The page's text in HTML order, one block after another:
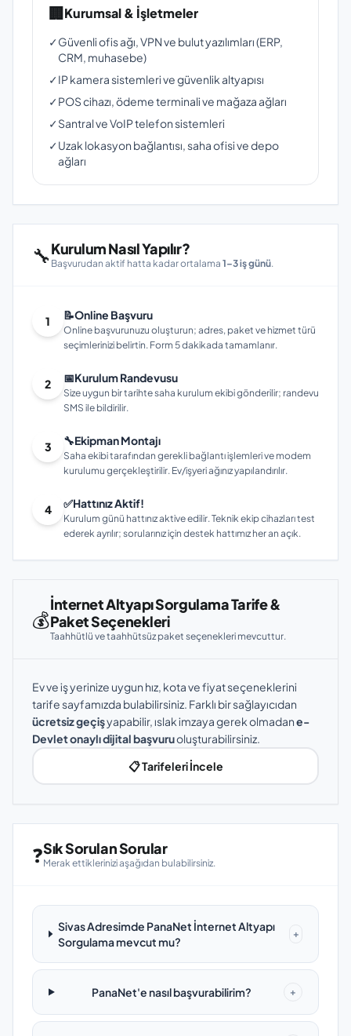
🏢Kurumsal & İşletmeler
✓Güvenli ofis ağı, VPN ve bulut yazılımları (ERP,
CRM, muhasebe)
✓IP kamera sistemleri ve güvenlik altyapısı
✓POS cihazı, ödeme terminali ve mağaza ağları
✓Santral ve VoIP telefon sistemleri
✓Uzak lokasyon bağlantısı, saha ofisi ve depo
ağları
🔧Kurulum Nasıl Yapılır?
Başvurudan aktif hatta kadar ortalama 1–3 iş günü.
1 📝Online Başvuru
Online başvurunuzu oluşturun; adres, paket ve hizmet türü
seçimlerinizi belirtin. Form 5 dakikada tamamlanır.
2 📅Kurulum Randevusu
Size uygun bir tarihte saha kurulum ekibi gönderilir; randevu
SMS ile bildirilir.
3 🔧Ekipman Montajı
Saha ekibi tarafından gerekli bağlantı işlemleri ve modem
kurulumu gerçekleştirilir. Ev/işyeri ağınız yapılandırılır.
4 ✅Hattınız Aktif!
Kurulum günü hattınız aktive edilir. Teknik ekip cihazları test
ederek ayrılır; sorularınız için destek hattımız her an açık.
💰
İnternet Altyapı Sorgulama Tarife &
Paket Seçenekleri
Taahhütlü ve taahhütsüz paket seçenekleri mevcuttur.
Ev ve iş yerinize uygun hız, kota ve fiyat seçeneklerini
tarife sayfamızda bulabilirsiniz. Farklı bir sağlayıcıdan
ücretsiz geçişyapabilir, ıslak imzaya gerek olmadane-
Devlet onaylı dijital başvuruoluşturabilirsiniz.
📋 Tarifeleri İncele
❓Sık Sorulan Sorular
Merak ettiklerinizi aşağıdan bulabilirsiniz.
Sivas Adresimde PanaNet İnternet Altyapı
Sorgulama mevcut mu?
+
PanaNet'e nasıl başvurabilirim? +